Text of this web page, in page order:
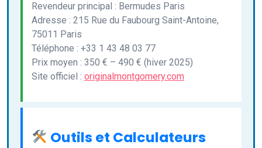
Revendeur principal : Bermudes Paris
Adresse : 215 Rue du Faubourg Saint-Antoine,
75011 Paris
Téléphone : +33 1 43 48 03 77
Prix moyen : 350 € – 490 € (hiver 2025)
Site officiel : originalmontgomery.com
Outils et Calculateurs